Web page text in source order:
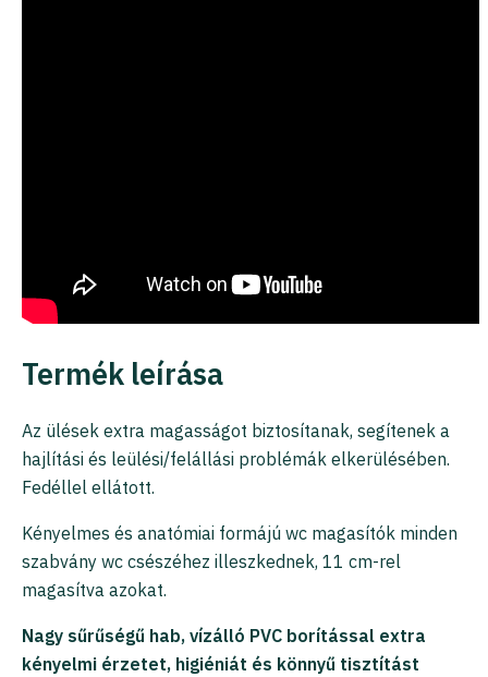
Termék leírása
Az ülések extra magasságot biztosítanak, segítenek a
hajlítási és leülési/felállási problémák elkerülésében.
Fedéllel ellátott.
Kényelmes és anatómiai formájú wc magasítók minden
szabvány wc csészéhez illeszkednek, 11 cm-rel
magasítva azokat.
Nagy sűrűségű hab, vízálló PVC borítással extra
kényelmi érzetet, higiéniát és könnyű tisztítást